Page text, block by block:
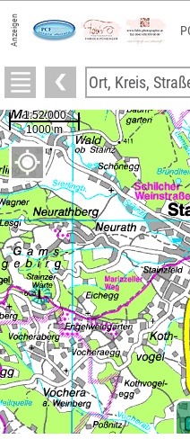
Anzeigen